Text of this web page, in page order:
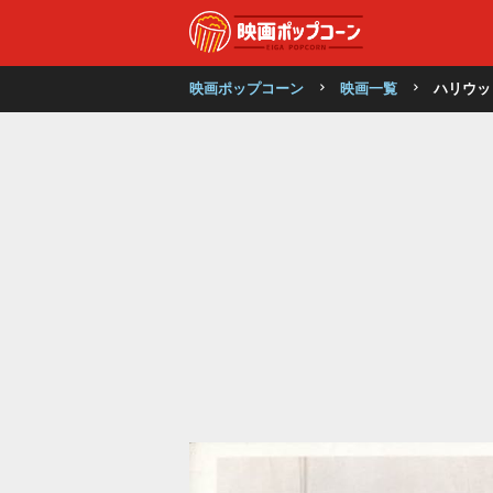
映画ポップコーン 映画一覧 ハリウ